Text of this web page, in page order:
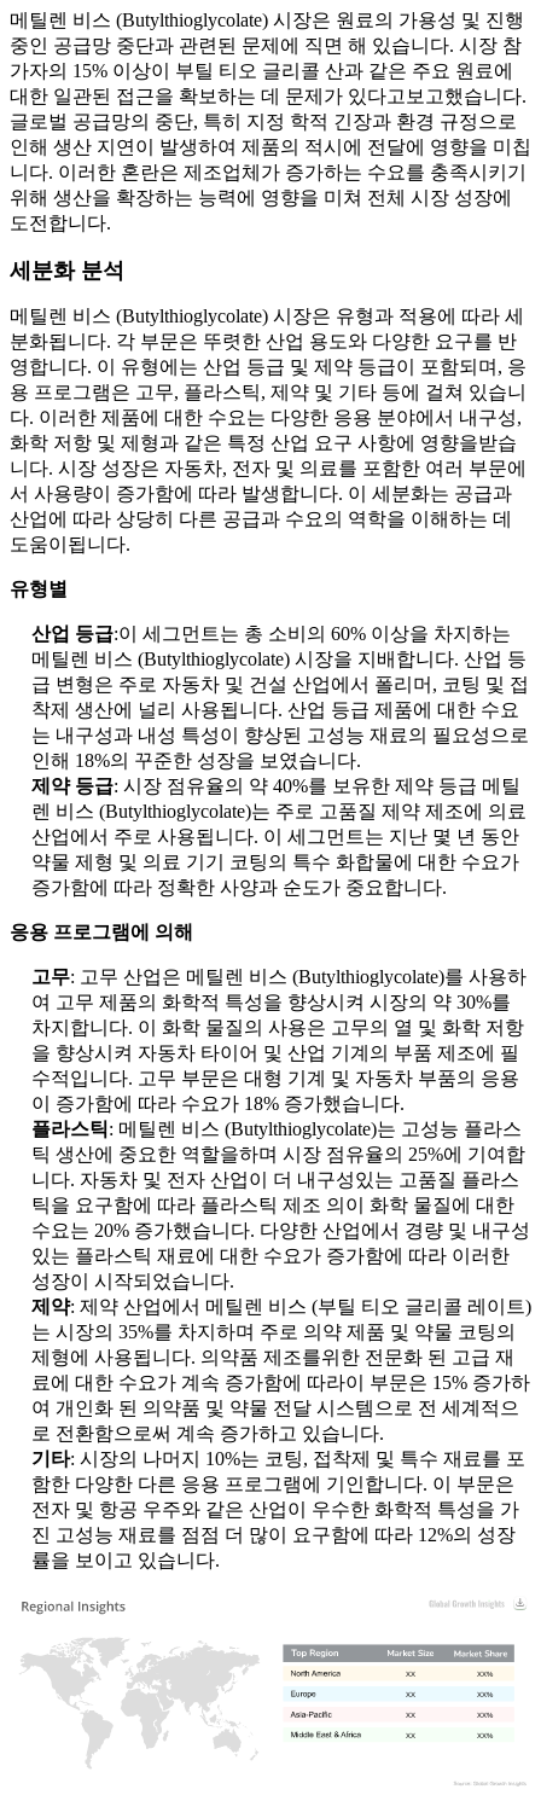
메틸렌 비스 (Butylthioglycolate) 시장은 원료의 가용성 및 진행
중인 공급망 중단과 관련된 문제에 직면 해 있습니다. 시장 참
가자의 15% 이상이 부틸 티오 글리콜 산과 같은 주요 원료에
대한 일관된 접근을 확보하는 데 문제가 있다고보고했습니다.
글로벌 공급망의 중단, 특히 지정 학적 긴장과 환경 규정으로
인해 생산 지연이 발생하여 제품의 적시에 전달에 영향을 미칩
니다. 이러한 혼란은 제조업체가 증가하는 수요를 충족시키기
위해 생산을 확장하는 능력에 영향을 미쳐 전체 시장 성장에
도전합니다.
세분화 분석
메틸렌 비스 (Butylthioglycolate) 시장은 유형과 적용에 따라 세
분화됩니다. 각 부문은 뚜렷한 산업 용도와 다양한 요구를 반
영합니다. 이 유형에는 산업 등급 및 제약 등급이 포함되며, 응
용 프로그램은 고무, 플라스틱, 제약 및 기타 등에 걸쳐 있습니
다. 이러한 제품에 대한 수요는 다양한 응용 분야에서 내구성,
화학 저항 및 제형과 같은 특정 산업 요구 사항에 영향을받습
니다. 시장 성장은 자동차, 전자 및 의료를 포함한 여러 부문에
서 사용량이 증가함에 따라 발생합니다. 이 세분화는 공급과
산업에 따라 상당히 다른 공급과 수요의 역학을 이해하는 데
도움이됩니다.
유형별
산업 등급:이 세그먼트는 총 소비의 60% 이상을 차지하는
메틸렌 비스 (Butylthioglycolate) 시장을 지배합니다. 산업 등
급 변형은 주로 자동차 및 건설 산업에서 폴리머, 코팅 및 접
착제 생산에 널리 사용됩니다. 산업 등급 제품에 대한 수요
는 내구성과 내성 특성이 향상된 고성능 재료의 필요성으로
인해 18%의 꾸준한 성장을 보였습니다.
제약 등급: 시장 점유율의 약 40%를 보유한 제약 등급 메틸
렌 비스 (Butylthioglycolate)는 주로 고품질 제약 제조에 의료
산업에서 주로 사용됩니다. 이 세그먼트는 지난 몇 년 동안
약물 제형 및 의료 기기 코팅의 특수 화합물에 대한 수요가
증가함에 따라 정확한 사양과 순도가 중요합니다.
응용 프로그램에 의해
고무: 고무 산업은 메틸렌 비스 (Butylthioglycolate)를 사용하
여 고무 제품의 화학적 특성을 향상시켜 시장의 약 30%를
차지합니다. 이 화학 물질의 사용은 고무의 열 및 화학 저항
을 향상시켜 자동차 타이어 및 산업 기계의 부품 제조에 필
수적입니다. 고무 부문은 대형 기계 및 자동차 부품의 응용
이 증가함에 따라 수요가 18% 증가했습니다.
플라스틱: 메틸렌 비스 (Butylthioglycolate)는 고성능 플라스
틱 생산에 중요한 역할을하며 시장 점유율의 25%에 기여합
니다. 자동차 및 전자 산업이 더 내구성있는 고품질 플라스
틱을 요구함에 따라 플라스틱 제조 의이 화학 물질에 대한
수요는 20% 증가했습니다. 다양한 산업에서 경량 및 내구성
있는 플라스틱 재료에 대한 수요가 증가함에 따라 이러한
성장이 시작되었습니다.
제약: 제약 산업에서 메틸렌 비스 (부틸 티오 글리콜 레이트)
는 시장의 35%를 차지하며 주로 의약 제품 및 약물 코팅의
제형에 사용됩니다. 의약품 제조를위한 전문화 된 고급 재
료에 대한 수요가 계속 증가함에 따라이 부문은 15% 증가하
여 개인화 된 의약품 및 약물 전달 시스템으로 전 세계적으
로 전환함으로써 계속 증가하고 있습니다.
기타: 시장의 나머지 10%는 코팅, 접착제 및 특수 재료를 포
함한 다양한 다른 응용 프로그램에 기인합니다. 이 부문은
전자 및 항공 우주와 같은 산업이 우수한 화학적 특성을 가
진 고성능 재료를 점점 더 많이 요구함에 따라 12%의 성장
률을 보이고 있습니다.
XX%
XX
XX%
XX
XX%
XX
XX%
XX